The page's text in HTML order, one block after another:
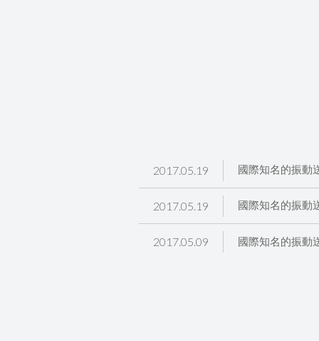
2017.05.19 國際知名的振動
2017.05.19 國際知名的振動
2017.05.09 國際知名的振動